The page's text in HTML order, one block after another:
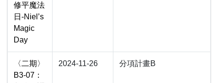
修平魔法
日-Niel’s
Magic
Day
〈二期〉
B3-07：
2024-11-26 分項計畫B